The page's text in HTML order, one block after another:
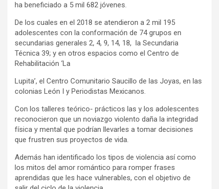
ha beneficiado a 5 mil 682 jóvenes.
De los cuales en el 2018 se atendieron a 2 mil 195
adolescentes con la conformación de 74 grupos en
secundarias generales 2, 4, 9, 14, 18, la Secundaria
Técnica 39; y en otros espacios como el Centro de
Rehabilitación ‘La
Lupita’, el Centro Comunitario Saucillo de las Joyas, en las
colonias León I y Periodistas Mexicanos.
Con los talleres teórico- prácticos las y los adolescentes
reconocieron que un noviazgo violento daña la integridad
física y mental que podrían llevarles a tomar decisiones
que frustren sus proyectos de vida.
Además han identificado los tipos de violencia así como
los mitos del amor romántico para romper frases
aprendidas que les hace vulnerables, con el objetivo de